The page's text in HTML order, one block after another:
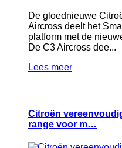
De gloednieuwe
Aircross deelt het
platform met de
De C3 Aircross dee...
Lees meer
Citroën
range voor m…